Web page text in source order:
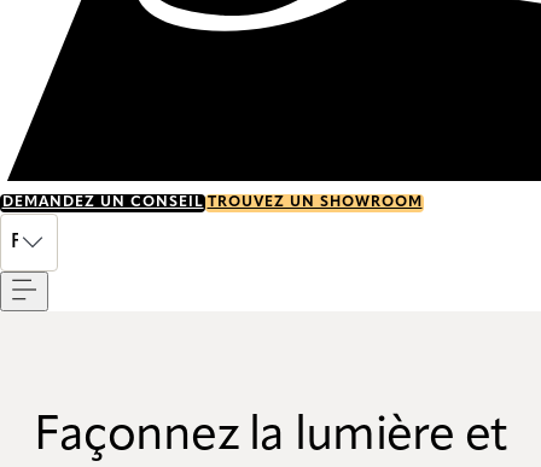
DEMANDEZ UN CONSEIL TROUVEZ UN SHOWROOM
FR
Façonnez la lumière et